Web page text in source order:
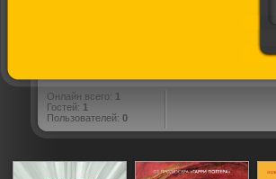
Онлайн всего: 1
Гостей: 1
Пользователей: 0